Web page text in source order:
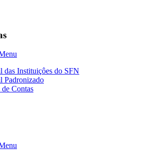
das Instituiçôes do SFN
Padronizado
Contas